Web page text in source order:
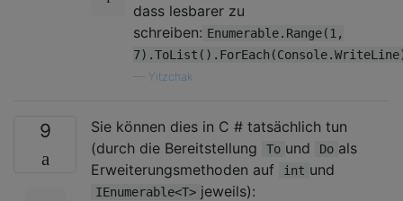
dass lesbarer zu
schreiben: Enumerable.Range(1,
Yitzchak
9
Sie können dies in C # tatsächlich tun
(durch die Bereitstellung
To und Do als
Erweiterungsmethoden auf
int und
IEnumerable<T> jeweils):